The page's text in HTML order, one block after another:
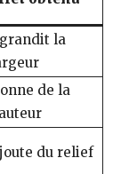
la
de la
du relief